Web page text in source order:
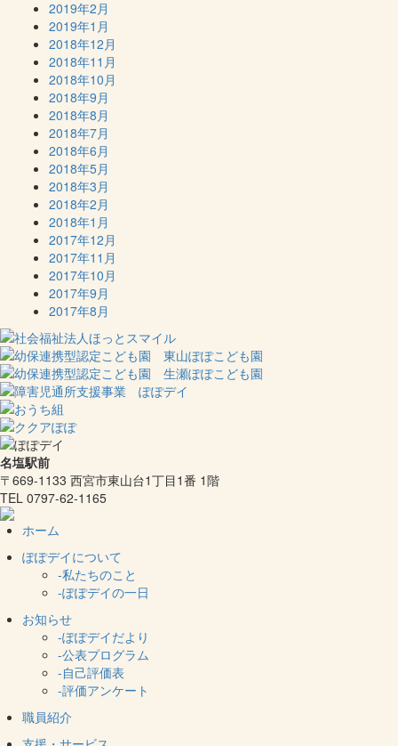
2019年2月
2019年1月
2018年12月
2018年11月
2018年10月
2018年9月
2018年8月
2018年7月
2018年6月
2018年5月
2018年3月
2018年2月
2018年1月
2017年12月
2017年11月
2017年10月
2017年9月
2017年8月
名塩駅前
〒669-1133 西宮市東山台1丁目1番 1階
TEL 0797-62-1165
ホーム
ぽぽデイについて
-私たちのこと
-ぽぽデイの一日
お知らせ
-ぽぽデイだより
-公表プログラム
-自己評価表
-評価アンケート
職員紹介